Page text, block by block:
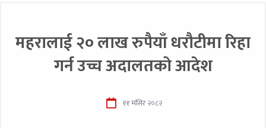
महरालाई २० लाख रुपैयाँ धरौटीमा रिहा
गर्न उच्च अदालतको आदेश
११ मंसिर २०८२